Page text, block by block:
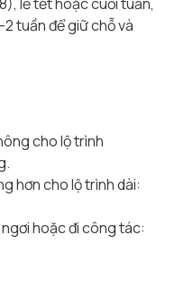
tuần để giữ chỗ và
cho lộ trình
hơn cho lộ trình dài:
hoặc đi công tác: